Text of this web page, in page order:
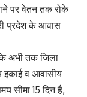
पर वेतन तक रोके
प्रदेश के आवास
अभी तक जिला
इकाई व आवासीय
सीमा 15 दिन है,